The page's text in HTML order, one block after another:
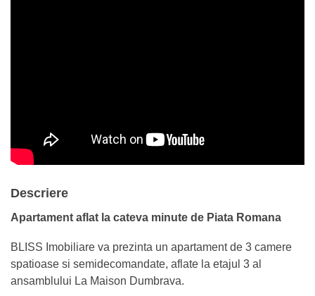
Descriere
Apartament aflat la cateva minute de Piata Romana
BLISS Imobiliare va prezinta un apartament de 3 camere
spatioase si semidecomandate, aflate la etajul 3 al
ansamblului La Maison Dumbrava.